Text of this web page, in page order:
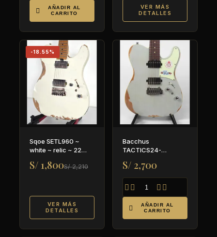

AÑADIR AL
CARRITO
VER MÁS
DETALLES
-18.55%
Sqoe SETL960 ~
white ~ relic ~ 22
S/ 1,800S/ 2,210
VER MÁS
DETALLES
Bacchus
TACTICS24-
AGD ~ Global series
S/ 2,700
   

AÑADIR AL
CARRITO